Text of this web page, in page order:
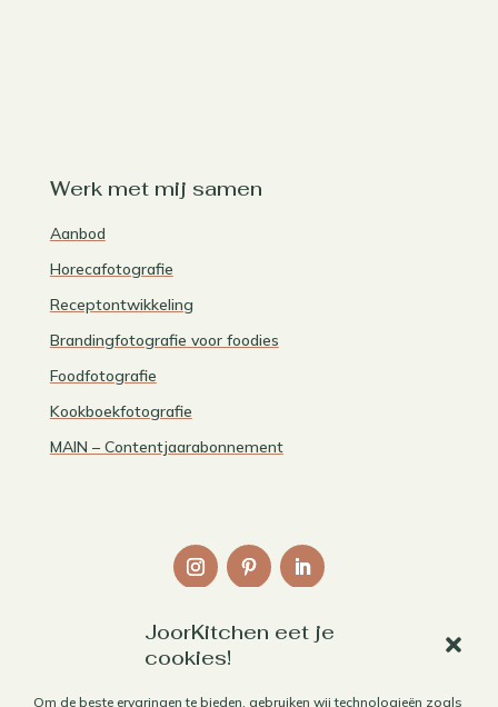
JoorKitchen eet je
cookies!
Om de beste ervaringen te bieden, gebruiken wij technologieën zoals
Werk met mij samen
Aanbod
Horecafotografie
Receptontwikkeling
Brandingfotografie voor foodies
Foodfotografie
Kookboekfotografie
MAIN – Contentjaarabonnement